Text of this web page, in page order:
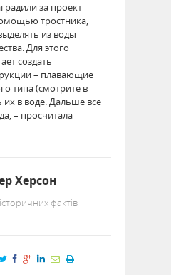
за проект
тростника,
из воды
Для этого
создать
– плавающие
типа (смотрите в
их в воде. Дальше все
– просчитала
Херсон
фактів